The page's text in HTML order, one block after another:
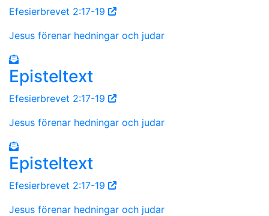
Efesierbrevet 2:17-19
Jesus förenar hedningar och judar
Episteltext
Efesierbrevet 2:17-19
Jesus förenar hedningar och judar
Episteltext
Efesierbrevet 2:17-19
Jesus förenar hedningar och judar